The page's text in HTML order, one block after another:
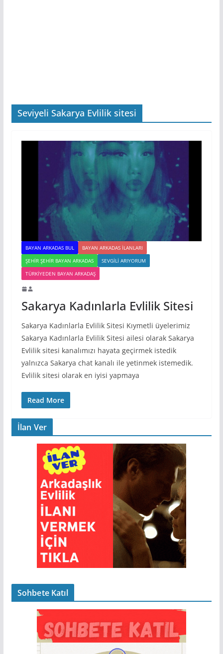
Seviyeli Sakarya Evlilik sitesi
BAYAN ARKADAS BUL
BAYAN ARKADAS ILANLARI
ŞEHIR ŞEHIR BAYAN ARKADAS
SEVGILI ARIYORUM
TÜRKIYEDEN BAYAN ARKADAŞ
Sakarya Kadınlarla Evlilik Sitesi
Sakarya Kadınlarla Evlilik Sitesi Kıymetli üyelerimiz
Sakarya Kadınlarla Evlilik Sitesi ailesi olarak Sakarya
Evlilik sitesi kanalımızı hayata geçirmek istedik
yalnızca Sakarya chat kanalı ile yetinmek istemedik.
Evlilik sitesi olarak en iyisi yapmaya
Read More
İlan Ver
Sohbete Katıl